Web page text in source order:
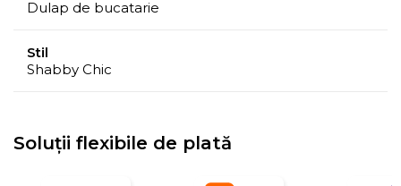
Dulap de bucatarie
Stil
Shabby Chic
Soluții flexibile de plată